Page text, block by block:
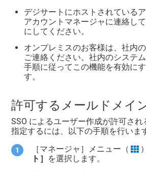
デジサートにホストされている
アカウントマネージャに連絡し
にしてください。
オンプレミスのお客様は、社内
ご連絡ください。社内のシステ
手順に従ってこの機能を有効に
す。
許可するメールドメイ
SSO によるユーザー作成が許可さ
指定するには、以下の手順を行いま
［マネージャ］メニュー（
ト］ を選択します。